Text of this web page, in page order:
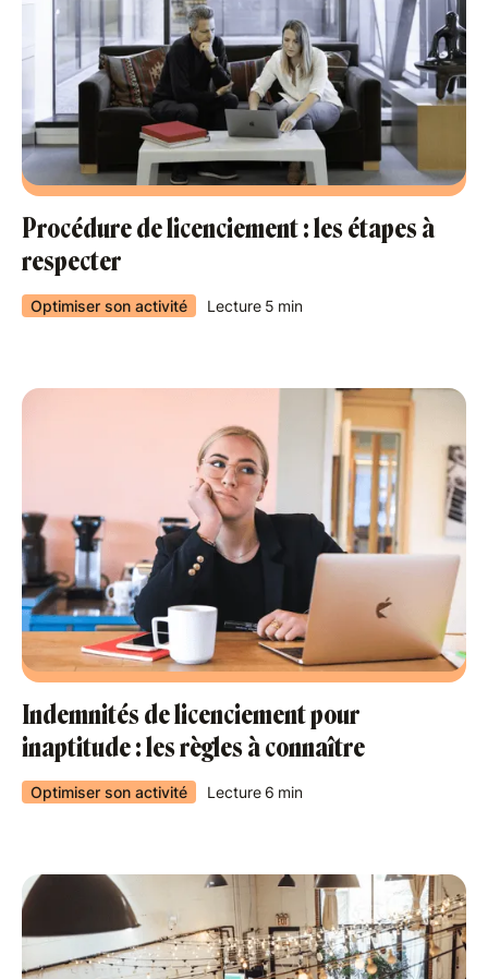
Procédure de licenciement : les étapes à
respecter
Optimiser son activité Lecture 5 min
Indemnités de licenciement pour
inaptitude : les règles à connaître
Optimiser son activité Lecture 6 min